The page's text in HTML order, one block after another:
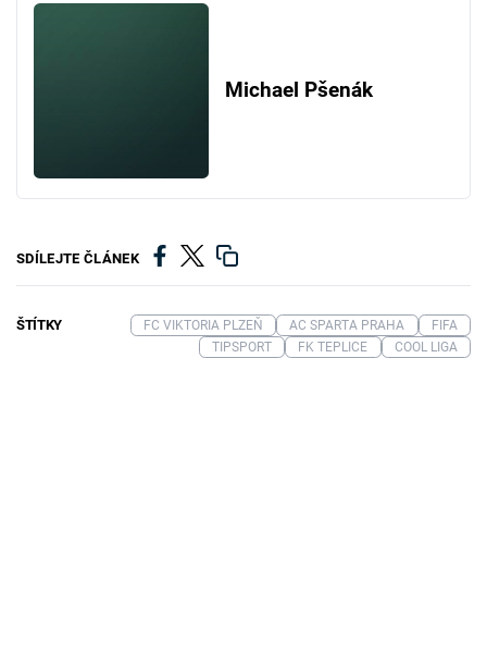
Michael Pšenák
SDÍLEJTE ČLÁNEK
ŠTÍTKY FC VIKTORIA PLZEŇ AC SPARTA PRAHA
FIFA
TIPSPORT
FK TEPLICE COOL LIGA